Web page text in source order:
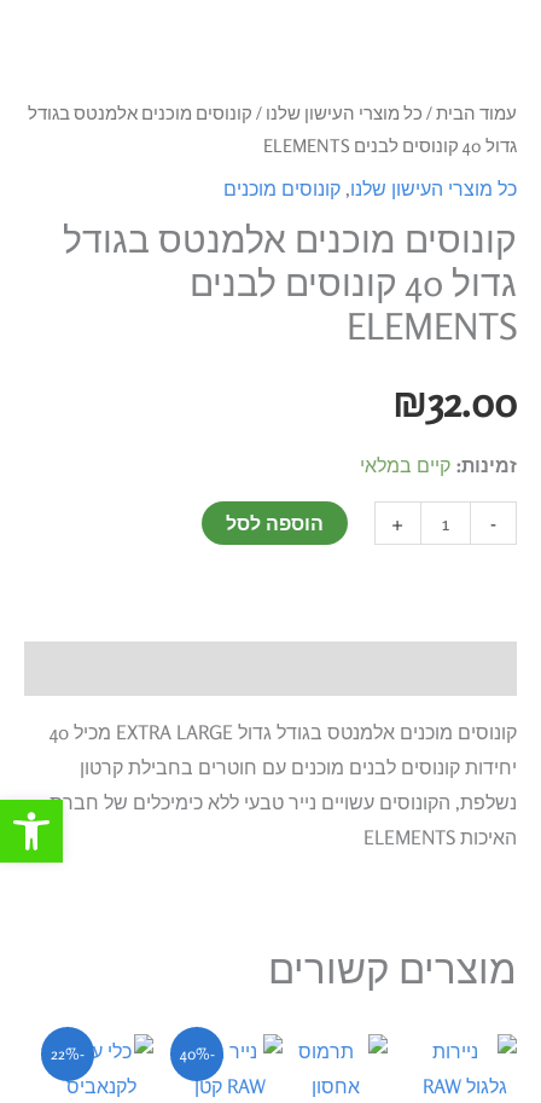
פתח
עמוד הבית/ כל מוצרי העישון שלנו / קונוסים מוכנים אלמנטס בגודל
גדול 40 קונוסים לבנים ELEMENTS
כל מוצרי העישון שלנו, קונוסים מוכנים
קונוסים מוכנים אלמנטס בגודל
גדול 40 קונוסים לבנים
ELEMENTS
₪32.00
זמינות: קיים במלאי
-
+ הוספה לסל
קונוסים מוכנים אלמנטס בגודל גדול EXTRA LARGE מכיל 40
יחידות קונוסים לבנים מוכנים עם חוטרים בחבילת קרטון
נשלפת, הקונוסים עשויים נייר טבעי ללא כימיכלים של חברת
האיכות ELEMENTS
מוצרים קשורים
-40%המחיר
המקורי
היה:
המחיר
הנוכחי
הוא:
-22%המחיר
המקורי
היה:
המחיר
הנוכחי
הוא: